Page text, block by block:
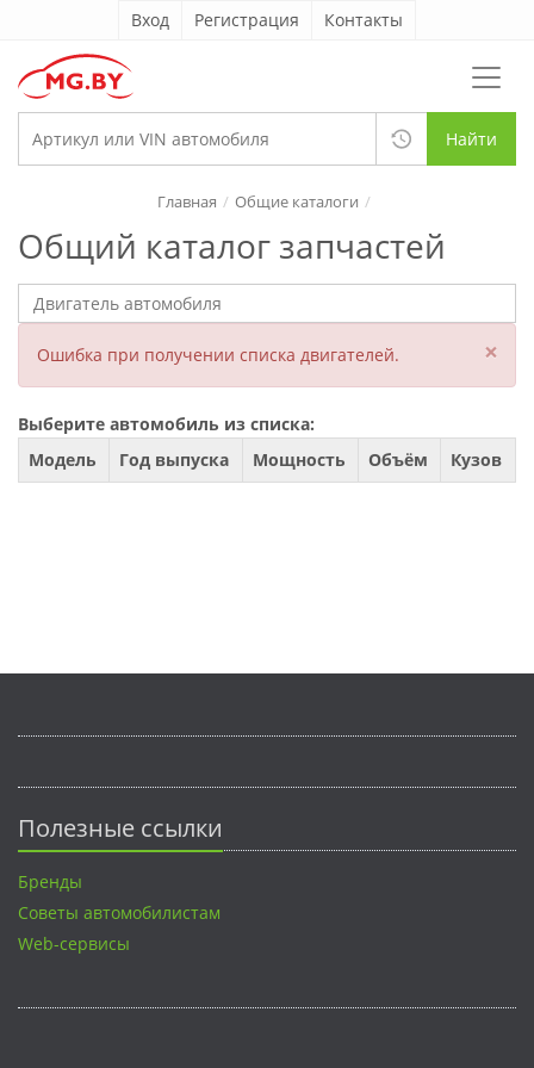
Вход Регистрация Контакты
Найти
Общий каталог запчастей
Главная Общие каталоги
Ошибка при получении списка двигателей. ×
Выберите автомобиль из списка:
Модель
Год выпуска Мощность Объём Кузов
Полезные ссылки
Бренды
Советы автомобилистам
Web-сервисы